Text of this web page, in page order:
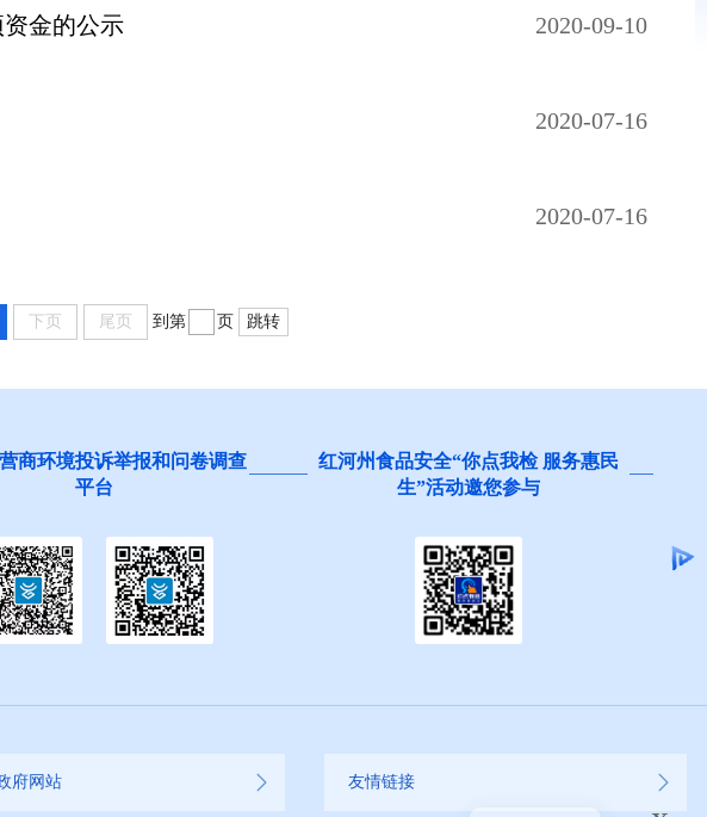
金的公示 2020-09-10
2020-07-16
2020-07-16
下页 尾页 到第 页 跳转
商环境投诉举报和问卷调查
平台
红河州食品安全“你点我检 服务惠民
生”活动邀您参与
府网站 友情链接